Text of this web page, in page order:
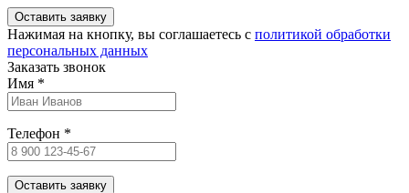
Нажимая на кнопку, вы соглашаетесь c политикой обработки
персональных данных
Заказать звонок
Имя *
Телефон *